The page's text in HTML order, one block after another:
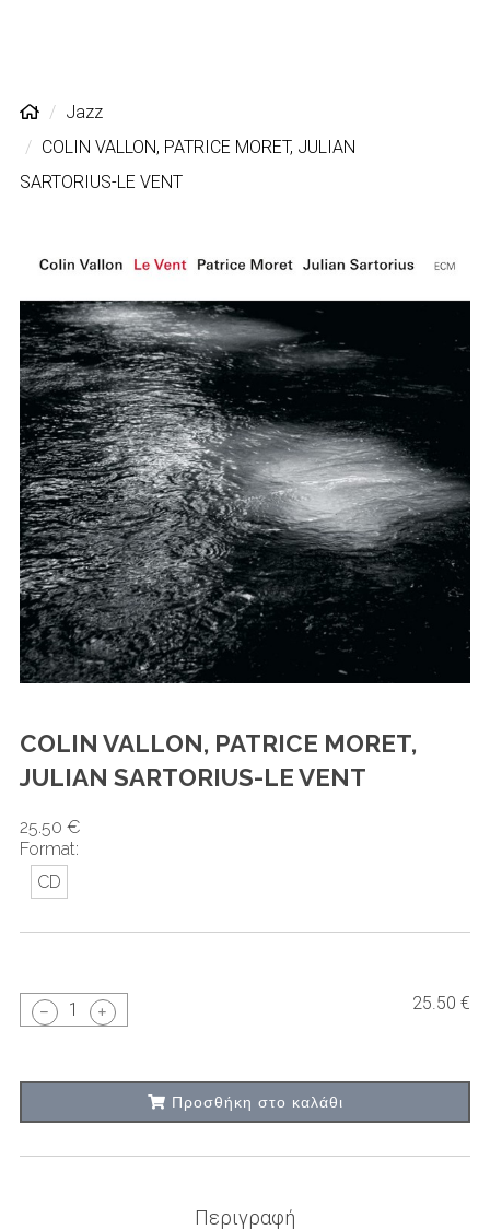
Jazz
COLIN VALLON, PATRICE MORET, JULIAN
SARTORIUS-LE VENT
COLIN VALLON, PATRICE MORET,
JULIAN SARTORIUS-LE VENT
25.50 €
Format:
CD
1 25.50 €
Προσθήκη στο καλάθι
Περιγραφή